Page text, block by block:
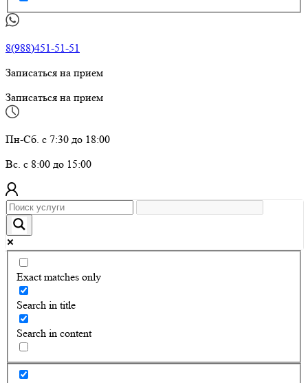
8(988)451-51-51
Записаться на прием
Записаться на прием
Пн-Сб. с 7:30 до 18:00
Вс. с 8:00 до 15:00
Exact matches only
Search in title
Search in content